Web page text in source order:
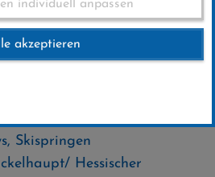
in
, Skispringen
Hessischer
individuell anpassen
akzeptieren